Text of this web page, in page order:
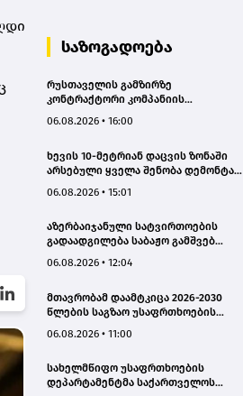
საზოგადოება
რუსთაველის გამზირზე
კონტრაქტორი კომპანიის
ახლოს იმოძრავა, რამაც ნიადაგის
გამოიწვია, გადაბრუნდა
ავტომანქანა - თვითმცლელში
იმყოფებოდა მცირეწლოვანი ბავშვი
06.08.2026 • 16:00
ხევის 10-მეტრიან დაცვის ზონაში
არსებული ყველა შენობა დემონტაჟს
06.08.2026 • 15:01
აზერბაიჯანული სატვირთოების
გადაადგილება საბაჟო გამშვებ
მიმდინარეობს- შემოსავლების
06.08.2026 • 12:04
მთავრობამ დაამტკიცა 2026-2030
წლების საგზაო უსაფრთხოების
სამოქმედო გეგმა – თამარ
06.08.2026 • 11:00
სახელმწიფო უსაფრთხოების
დეპარტამენტმა საქართველოს